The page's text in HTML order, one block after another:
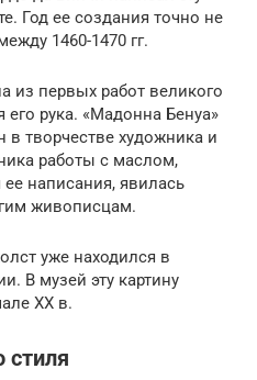
Год ее создания точно не
1460-1470 гг.
из первых работ великого
его рука. «Мадонна Бенуа»
творчестве художника и
работы с маслом,
написания, явилась
живописцам.
уже находился в
В музей эту картину
XX в.
стиля